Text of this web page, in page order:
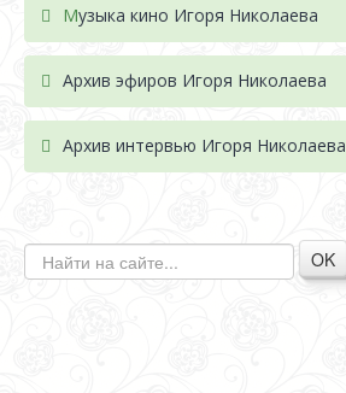
Музыка кино Игоря Николаева
Архив эфиров Игоря Николаева
Архив интервью Игоря Николаева
OK